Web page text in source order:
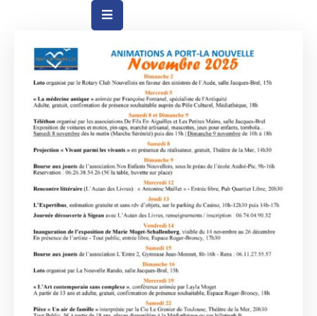
Municipale
Quotidienne
Social
Education
Culture